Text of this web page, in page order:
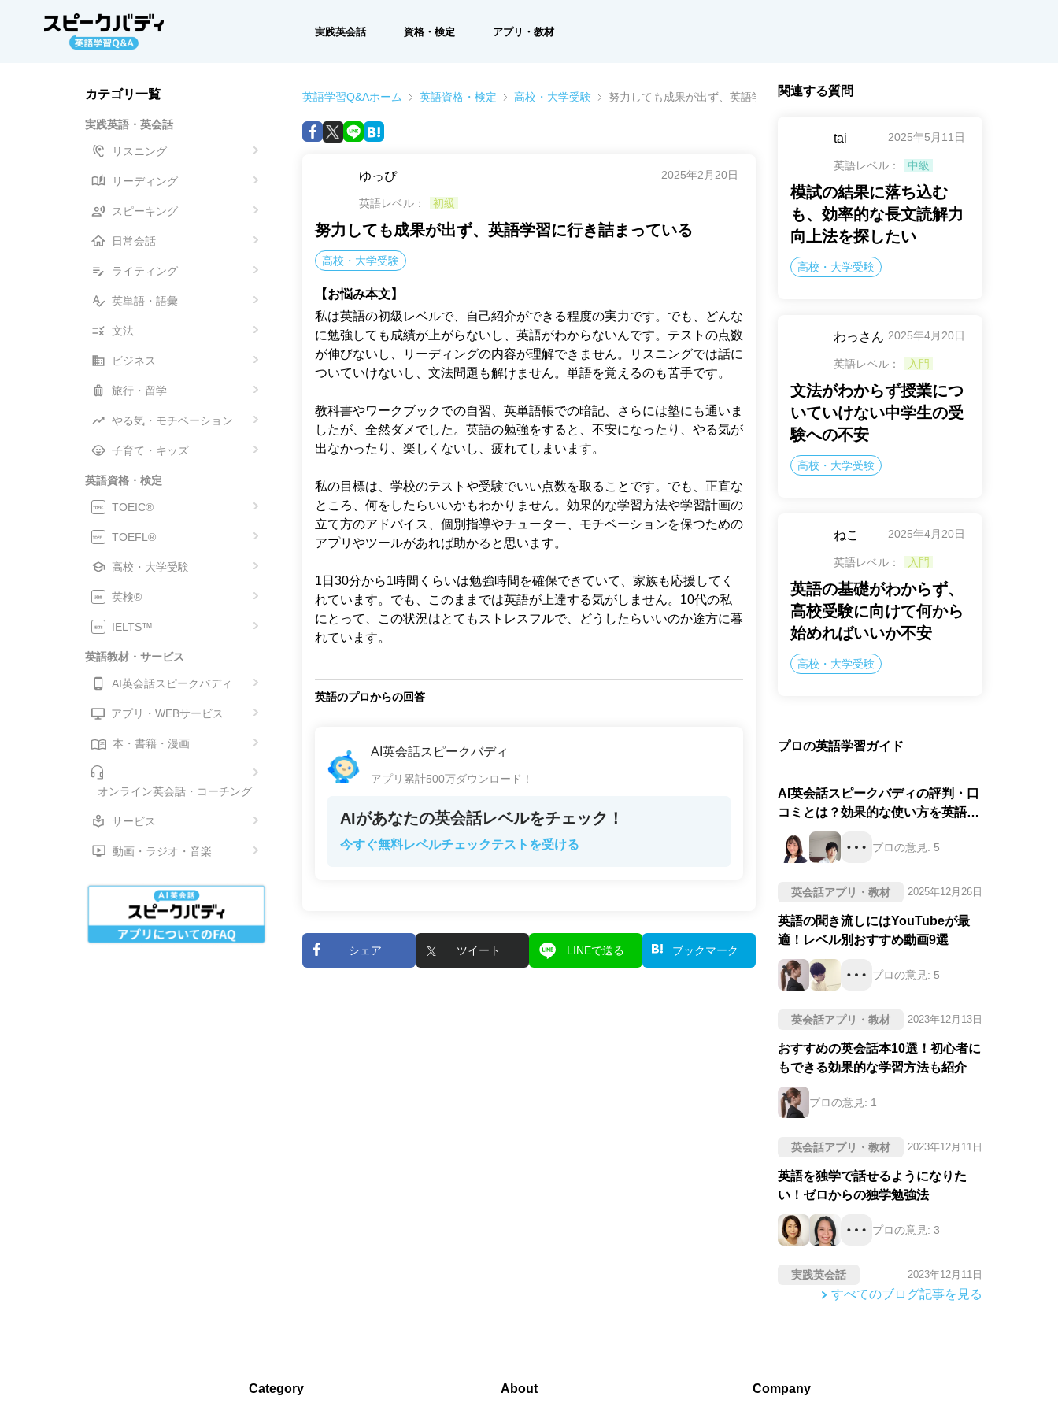
実践英会話 資格・検定 アプリ・教材
カテゴリ一覧
実践英語・英会話
リスニング
リーディング
スピーキング
日常会話
ライティング
英単語・語彙
文法
ビジネス
旅行・留学
やる気・モチベーション
子育て・キッズ
英語資格・検定
TOEIC®
TOEFL®
高校・大学受験
英検®
IELTS™
英語教材・サービス
AI英会話スピークバディ
アプリ・WEBサービス
本・書籍・漫画
オンライン英会話・コーチング
サービス
動画・ラジオ・音楽
英語学習Q&Aホーム 英語資格・検定 高校・大学受験 努力しても成果が出ず、英語学習に行き詰まっている
ゆっぴ 2025年2月20日
英語レベル： 初級
努力しても成果が出ず、英語学習に行き詰まっている
高校・大学受験
【お悩み本文】
私は英語の初級レベルで、自己紹介ができる程度の実力です。でも、どんな
に勉強しても成績が上がらないし、英語がわからないんです。テストの点数
が伸びないし、リーディングの内容が理解できません。リスニングでは話に
ついていけないし、文法問題も解けません。単語を覚えるのも苦手です。
教科書やワークブックでの自習、英単語帳での暗記、さらには塾にも通いま
したが、全然ダメでした。英語の勉強をすると、不安になったり、やる気が
出なかったり、楽しくないし、疲れてしまいます。
私の目標は、学校のテストや受験でいい点数を取ることです。でも、正直な
ところ、何をしたらいいかもわかりません。効果的な学習方法や学習計画の
立て方のアドバイス、個別指導やチューター、モチベーションを保つための
アプリやツールがあれば助かると思います。
1日30分から1時間くらいは勉強時間を確保できていて、家族も応援してく
れています。でも、このままでは英語が上達する気がしません。10代の私
にとって、この状況はとてもストレスフルで、どうしたらいいのか途方に暮
れています。
英語のプロからの回答
AI英会話スピークバディ
アプリ累計500万ダウンロード！
AIがあなたの英会話レベルをチェック！
今すぐ無料レベルチェックテストを受ける
シェア ツイート LINEで送る ブックマーク
関連する質問
tai 2025年5月11日
英語レベル： 中級
模試の結果に落ち込む
も、効率的な長文読解力
向上法を探したい
高校・大学受験
わっさん 2025年4月20日
英語レベル： 入門
文法がわからず授業につ
いていけない中学生の受
験への不安
高校・大学受験
ねこ 2025年4月20日
英語レベル： 入門
英語の基礎がわからず、
高校受験に向けて何から
始めればいいか不安
高校・大学受験
プロの英語学習ガイド
AI英会話スピークバディの評判・口
コミとは？効果的な使い方を英語の
プロが徹底評価！
プロの意見: 5
英会話アプリ・教材 2025年12月26日
英語の聞き流しにはYouTubeが最
適！レベル別おすすめ動画9選
プロの意見: 5
英会話アプリ・教材 2023年12月13日
おすすめの英会話本10選！初心者に
もできる効果的な学習方法も紹介
プロの意見: 1
英会話アプリ・教材 2023年12月11日
英語を独学で話せるようになりた
い！ゼロからの独学勉強法
プロの意見: 3
実践英会話 2023年12月11日
すべてのブログ記事を見る
Category About Company